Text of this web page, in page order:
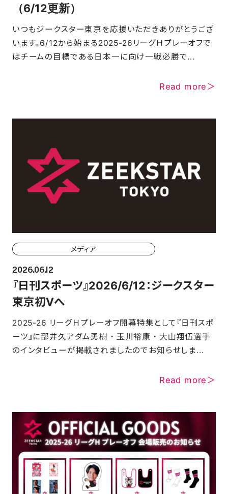
（6/12更新）
いつもジークスター東京を応援いただきありがとうござ
います。6/12から始まる2025-26リーグＨプレーオフで
はチームの目標である日本一に向け一戦必勝で...
Read more＞
メディア
2026.06.12
『日刊スポーツ』2026/6/12：ジークスター
東京初Vへ
2025-26 リーグＨプレーオフ開幕特集として『日刊スポ
ーツ』に部井久アダム勇樹・玉川裕康・大山翔伍選手
のインタビューが掲載されましたのでお知らせしま...
Read more＞